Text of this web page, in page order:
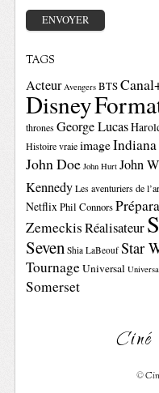
TAGS
Acteur Avengers BTS
Disney
thrones George Lucas
Histoire vraie imageIndiana
John Doe John Hurt John
Kennedy Les aventuriers de
NetflixPhil Connors
ZemeckisRéalisateur
Seven Shia LaBeouf Star
TournageUniversal
Somerset
©